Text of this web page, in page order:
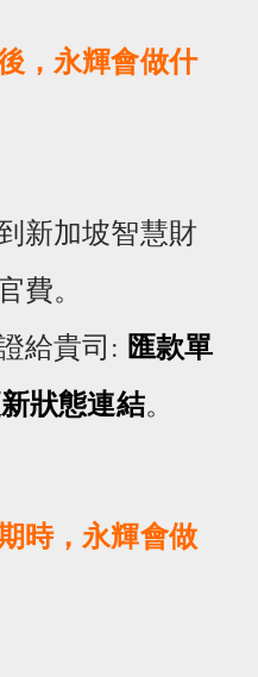
，永輝會做什
新加坡智慧財
費。
給貴司: 匯款單
狀態連結。
時，永輝會做